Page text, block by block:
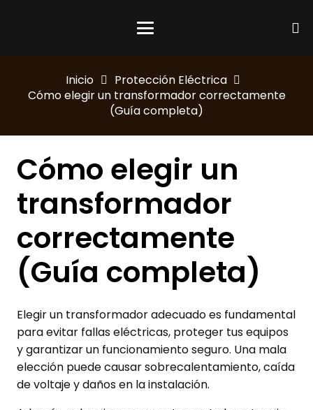
Inicio
Protección Eléctrica
Cómo elegir un transformador correctamente
(Guía completa)
Cómo elegir un
transformador
correctamente
(Guía completa)
Elegir un transformador adecuado es fundamental
para evitar fallas eléctricas, proteger tus equipos
y garantizar un funcionamiento seguro. Una mala
elección puede causar sobrecalentamiento, caída
de voltaje y daños en la instalación.